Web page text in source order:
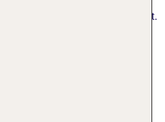
von Bayrischzell mit
ist nur ca. 3 km entfernt.
Natur- und Kulturbegeisterte.